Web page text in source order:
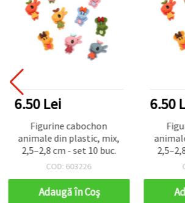
6.50 Lei
Figurine cabochon
animale din plastic, mix,
2,5–2,8 cm - set 10 buc.
COD: 603226
Adaugă în Coş
6.50